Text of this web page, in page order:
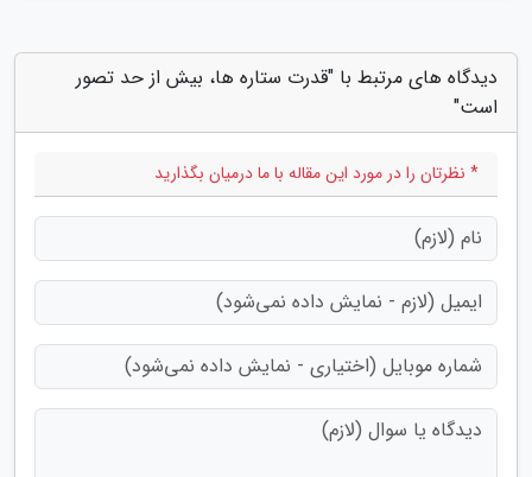
دیدگاه های مرتبط با "قدرت ستاره ها، بیش از حد تصور
است"
* نظرتان را در مورد این مقاله با ما درمیان بگذارید